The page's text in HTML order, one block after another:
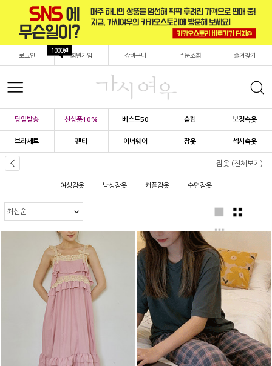
로그인 회원가입
1000원
장바구니 주문조회 즐겨찾기
당일발송 신상품10% 베스트50 슬립 보정속옷
브라세트 팬티 이너웨어 잠옷 섹시속옷
잠옷 (전체보기)
여성잠옷 남성잠옷 커플잠옷 수면잠옷